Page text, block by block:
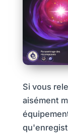
Si vous
aisément